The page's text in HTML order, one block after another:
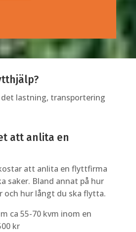
lastning, transportering
att anlita en
att anlita en flyttfirma
saker. Bland annat på hur
och hur långt du ska flytta.
ca 55-70 kvm inom en
kr